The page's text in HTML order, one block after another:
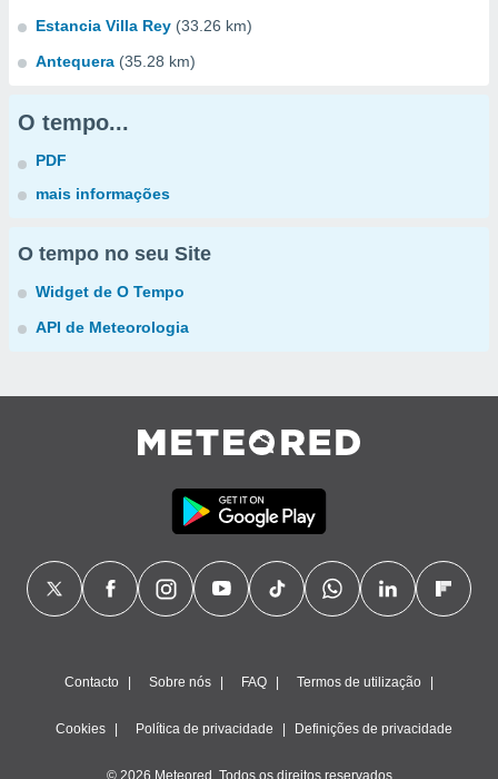
Estancia Villa Rey (33.26 km)
Antequera (35.28 km)
O tempo...
PDF
mais informações
O tempo no seu Site
Widget de O Tempo
API de Meteorologia
Contacto Sobre nós FAQ Termos de utilização
Cookies Política de privacidade Definições de privacidade
© 2026 Meteored. Todos os direitos reservados